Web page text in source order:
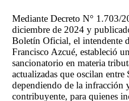
Mediante Decreto N° 1.703/
diciembre de 2024 y
Boletín Oficial, el intendente
Francisco Azcué, estableció
sancionatorio en materia
actualizadas que oscilan
dependiendo de la infracción
contribuyente, para quienes